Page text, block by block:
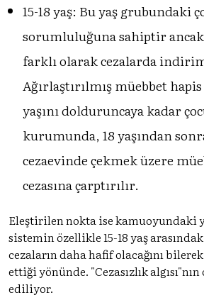
15-18 yaş: Bu yaş grubundaki
sorumluluğuna sahiptir
farklı olarak cezalarda
Ağırlaştırılmış müebbet hapis
yaşını dolduruncaya kadar
kurumunda, 18 yaşından
cezaevinde çekmek üzere
cezasına çarptırılır.
Eleştirilen nokta ise kamuoyundaki
sistemin özellikle 15-18 yaş
cezaların daha hafif olacağını
ettiği yönünde. "Cezasızlık
ediliyor.